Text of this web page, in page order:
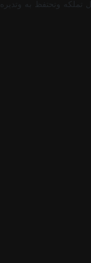
تملكه وتحتفظ به وتديره